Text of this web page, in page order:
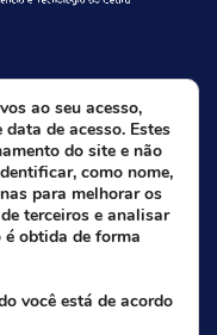
ao seu acesso,
data de acesso. Estes
do site e não
como nome,
para melhorar os
terceiros e analisar
obtida de forma
você está de acordo